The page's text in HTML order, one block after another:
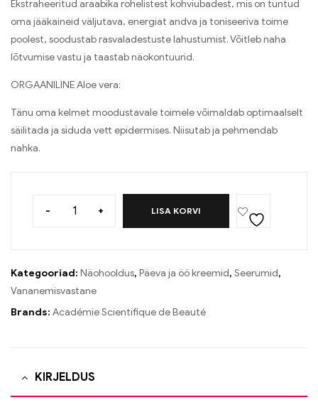
Ekstraheeritud araabika rohelistest kohviubadest, mis on tuntud
oma jääkaineid väljutava, energiat andva ja toniseeriva toime
poolest, soodustab rasvaladestuste lahustumist. Võitleb naha
lõtvumise vastu ja taastab näokontuurid.
ORGAANILINE Aloe vera:
Tänu oma kelmet moodustavale toimele võimaldab optimaalselt
säilitada ja siduda vett epidermises. Niisutab ja pehmendab
nahka.
- + LISA KORVI
Kategooriad: Näohooldus, Päeva ja öö kreemid, Seerumid,
Vananemisvastane
Brands: Académie Scientifique de Beauté
KIRJELDUS